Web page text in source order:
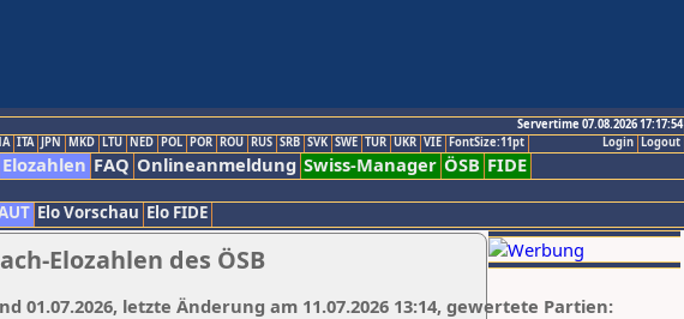
Servertime 07.08.2026 17:17:54
Logout
Login
ITA JPN MKD LTU NED POL POR ROU RUS SRB SVK SWE TUR UKR VIE FontSize:11pt
Elozahlen FAQ Onlineanmeldung Swiss-Manager ÖSB FIDE
Elo Vorschau Elo FIDE
Elozahlen des ÖSB
01.07.2026, letzte Änderung am 11.07.2026 13:14, gewertete Partien: